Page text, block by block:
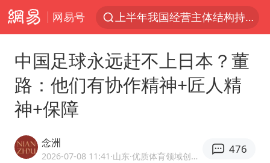
网易号
上海有出现龙卷潜势
白海豚10级风圈
《披荆斩棘2026》阵容官宣
国足U17与阿森纳决赛取消 并列冠军
中国足球永远赶不上日本？董
路：他们有协作精神+匠人精
神+保障
念洲
2026-07-08 11:41 ·山东 ·优质体育领域创作者
476